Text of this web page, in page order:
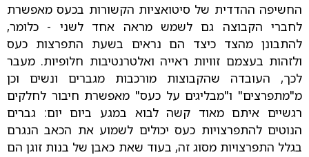
החשיפה ההדדית של סיטואציות הקשורות בכעס מאפשרת
לחברי הקבוצה גם לשמש מראה אחד לשני - כלומר,
להתבונן מהצד כיצד הם נראים בשעת התפרצות כעס
ולזהות בעצמם זוויות ראייה ואלטרנטיבות חלופיות. מעבר
לכך, העובדה שהקבוצות מורכבות מגברים ונשים וכן
מ"מתפרצים" ו"מבליגים על כעס" מאפשרת חיבור לחלקים
רגשיים איתם מאוד קשה לבוא במגע ביום יום: גברים
הנוטים להתפרצויות כעס יכולים לשמוע את הכאב הנגרם
בגלל התפרצויות מסוג זה, בעוד שאת כאבן של בנות זוגן הם